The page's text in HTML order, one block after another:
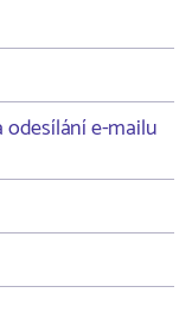
odesílání e-mailu